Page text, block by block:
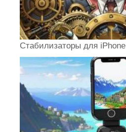
Стабилизаторы для iPhone